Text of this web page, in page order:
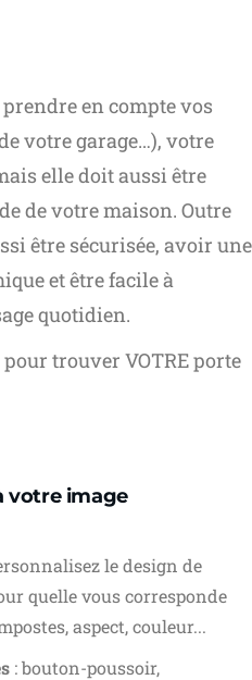
en compte vos
votre garage…), votre
elle doit aussi être
de votre maison. Outre
être sécurisée, avoir une
et être facile à
quotidien.
trouver VOTRE porte
votre image
le design de
quelle vous corresponde
aspect, couleur...
: bouton-poussoir,